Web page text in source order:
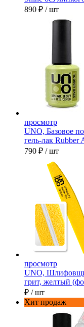
890 ₽ / шт
просмотр
UNO, Базовое
гель-лак Rubber
790 ₽ / шт
просмотр
UNO,
грит, желтый
₽ / шт
Хит продаж